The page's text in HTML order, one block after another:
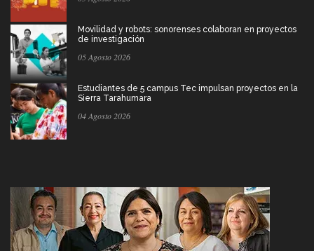
Movilidad y robots: sonorenses colaboran en proyectos
de investigación
05 Agosto 2026
Estudiantes de 5 campus Tec impulsan proyectos en la
Sierra Tarahumara
04 Agosto 2026